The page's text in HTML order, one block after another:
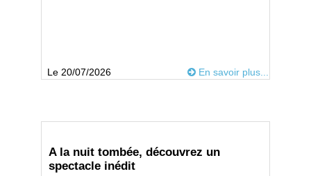
Le 20/07/2026 En savoir plus...
A la nuit tombée, découvrez un
spectacle inédit